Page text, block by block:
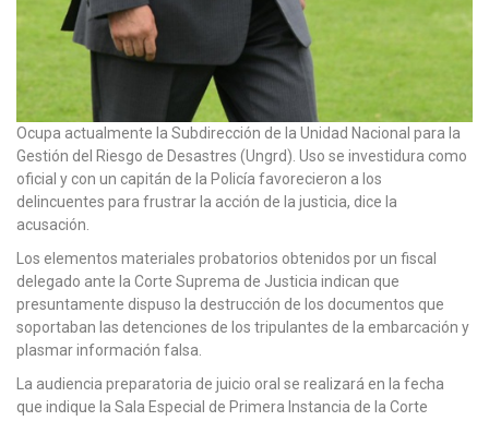
Ocupa actualmente la Subdirección de la Unidad Nacional para la
Gestión del Riesgo de Desastres (Ungrd). Uso se investidura como
oficial y con un capitán de la Policía favorecieron a los
delincuentes para frustrar la acción de la justicia, dice la
acusación.
Los elementos materiales probatorios obtenidos por un fiscal
delegado ante la Corte Suprema de Justicia indican que
presuntamente dispuso la destrucción de los documentos que
soportaban las detenciones de los tripulantes de la embarcación y
plasmar información falsa.
La audiencia preparatoria de juicio oral se realizará en la fecha
que indique la Sala Especial de Primera Instancia de la Corte